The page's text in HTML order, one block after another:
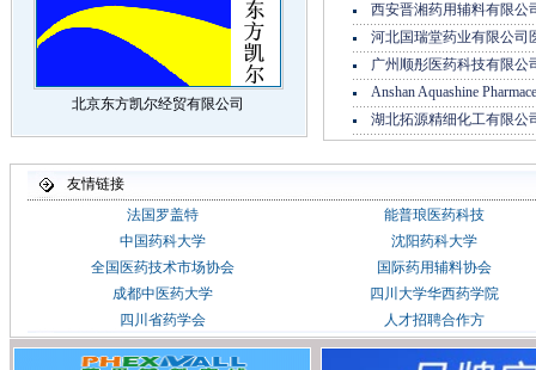
北京东方凯尔经贸有限公司
西安晋湘药用辅料有限公
河北国瑞堂药业有限公司
广州顺彤医药科技有限公
Anshan Aquashine
湖北拓源精细化工有限公
友情链接
法国罗盖特
能普琅医药科技
中国药科大学
沈阳药科大学
全国医药技术市场协会
国际药用辅料协会
成都中医药大学
四川大学华西药学院
四川省药学会
人才招聘合作方